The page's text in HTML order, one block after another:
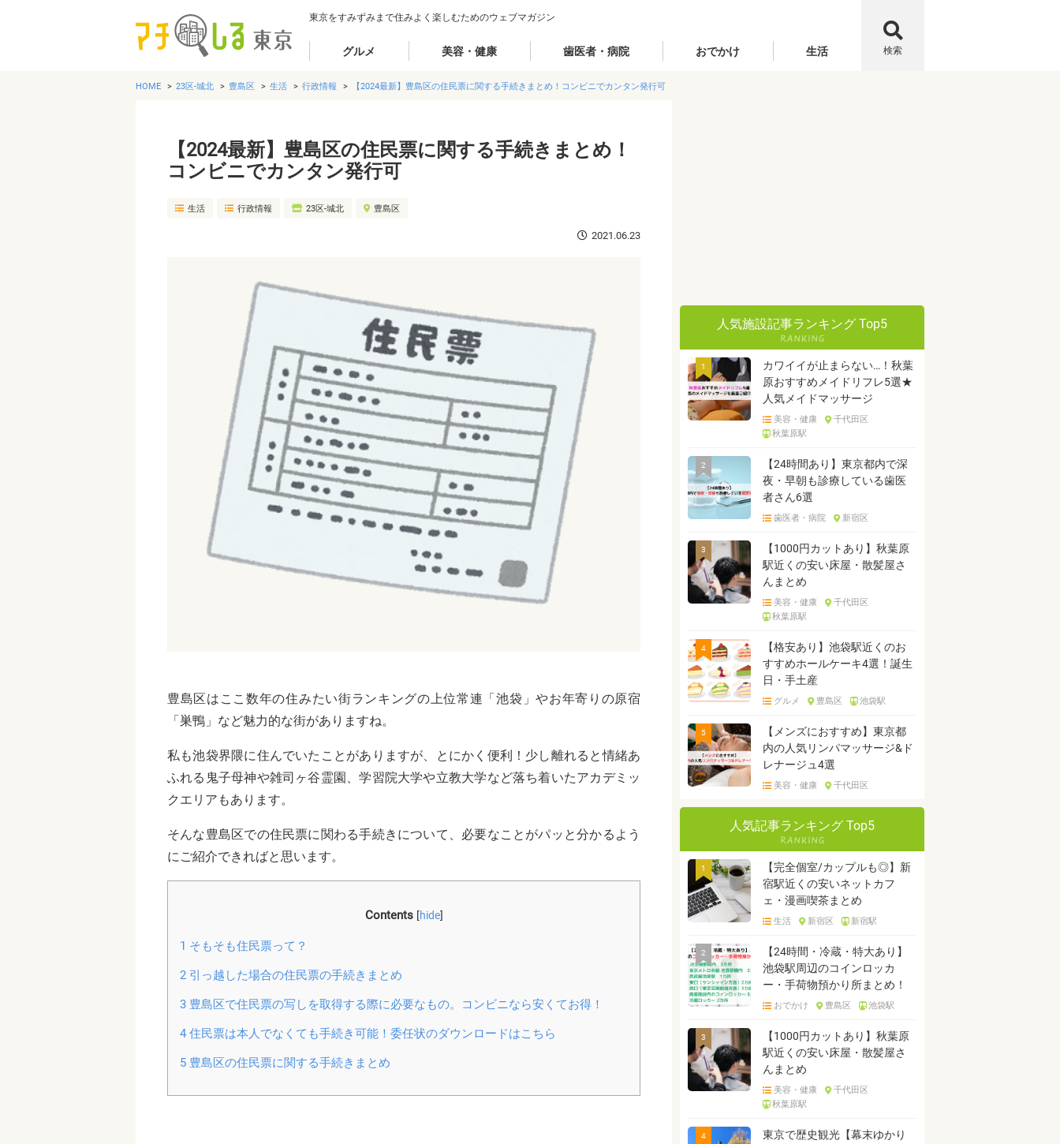
東京をすみずみまで住みよく楽しむためのウェブマガジン
グルメ 美容・健康 歯医者・病院 おでかけ 生活 検索
HOME 23区-城北 豊島区 生活 行政情報 【2024最新】豊島区の住民票に関する手続きまとめ！コンビニでカンタン発行可
【2024最新】豊島区の住民票に関する手続きまとめ！
コンビニでカンタン発行可
生活 行政情報 23区-城北 豊島区
2021.06.23
豊島区はここ数年の住みたい街ランキングの上位常連「池袋」やお年寄りの原宿
「巣鴨」など魅力的な街がありますね。
私も池袋界隈に住んでいたことがありますが、とにかく便利！少し離れると情緒あ
ふれる鬼子母神や雑司ヶ谷霊園、学習院大学や立教大学など落ち着いたアカデミッ
クエリアもあります。
そんな豊島区での住民票に関わる手続きについて、必要なことがパッと分かるよう
にご紹介できればと思います。
Contents [hide]
1 そもそも住民票って？
2引っ越した場合の住民票の手続きまとめ
3豊島区で住民票の写しを取得する際に必要なもの。コンビニなら安くてお得！
4住民票は本人でなくても手続き可能！委任状のダウンロードはこちら
5豊島区の住民票に関する手続きまとめ
人気施設記事ランキング Top5
1
カワイイが止まらない…！秋葉
原おすすめメイドリフレ5選★
人気メイドマッサージ
美容・健康
千代田区
秋葉原駅
2
【24時間あり】東京都内で深
夜・早朝も診療している歯医
者さん6選
歯医者・病院 新宿区
3
【1000円カットあり】秋葉原
駅近くの安い床屋・散髪屋さ
んまとめ
美容・健康
千代田区
秋葉原駅
4
【格安あり】池袋駅近くのお
すすめホールケーキ4選！誕生
日・手土産
グルメ 豊島区 池袋駅
5
【メンズにおすすめ】東京都
内の人気リンパマッサージ&ド
レナージュ4選
美容・健康 千代田区
人気記事ランキング Top5
1
【完全個室/カップルも◎】新
宿駅近くの安いネットカフ
ェ・漫画喫茶まとめ
生活 新宿区 新宿駅
2
【24時間・冷蔵・特大あり】
池袋駅周辺のコインロッカ
ー・手荷物預かり所まとめ！
おでかけ 豊島区 池袋駅
3
【1000円カットあり】秋葉原
駅近くの安い床屋・散髪屋さ
んまとめ
美容・健康
千代田区
秋葉原駅
4
東京で歴史観光【幕末ゆかり